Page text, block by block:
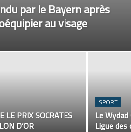
par le Bayern après
au visage
LE PRIX SOCRATES
D’OR
SPORT
Le Wydad
Ligue des